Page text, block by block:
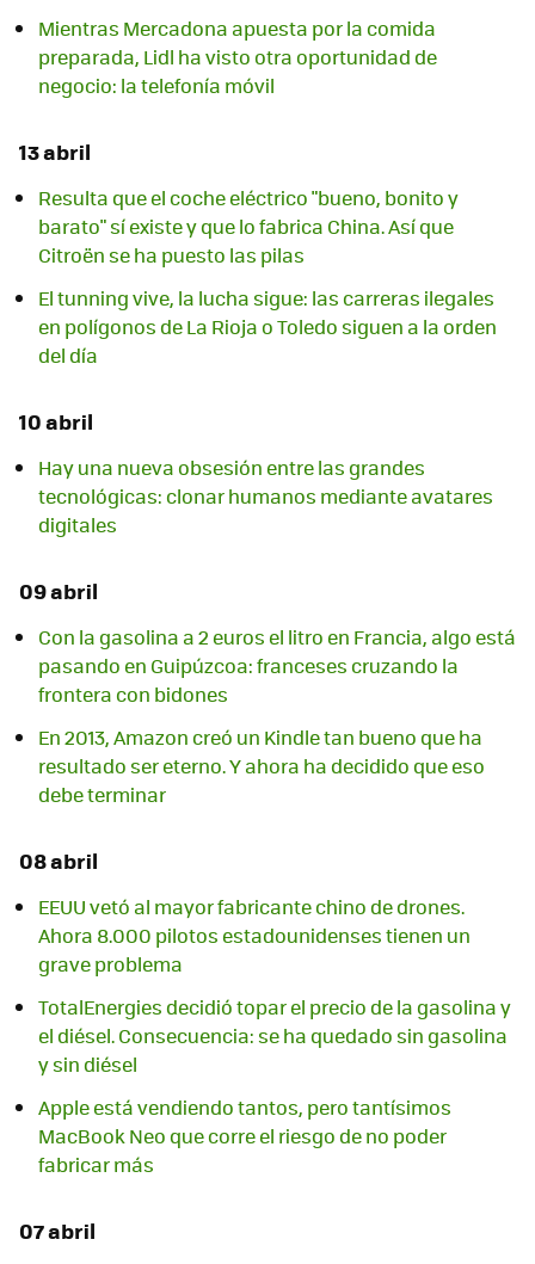
Mientras Mercadona apuesta por la comida
preparada, Lidl ha visto otra oportunidad de
negocio: la telefonía móvil
13 abril
Resulta que el coche eléctrico "bueno, bonito y
barato" sí existe y que lo fabrica China. Así que
Citroën se ha puesto las pilas
El tunning vive, la lucha sigue: las carreras ilegales
en polígonos de La Rioja o Toledo siguen a la orden
del día
10 abril
Hay una nueva obsesión entre las grandes
tecnológicas: clonar humanos mediante avatares
digitales
09 abril
Con la gasolina a 2 euros el litro en Francia, algo está
pasando en Guipúzcoa: franceses cruzando la
frontera con bidones
En 2013, Amazon creó un Kindle tan bueno que ha
resultado ser eterno. Y ahora ha decidido que eso
debe terminar
08 abril
EEUU vetó al mayor fabricante chino de drones.
Ahora 8.000 pilotos estadounidenses tienen un
grave problema
TotalEnergies decidió topar el precio de la gasolina y
el diésel. Consecuencia: se ha quedado sin gasolina
y sin diésel
Apple está vendiendo tantos, pero tantísimos
MacBook Neo que corre el riesgo de no poder
fabricar más
07 abril